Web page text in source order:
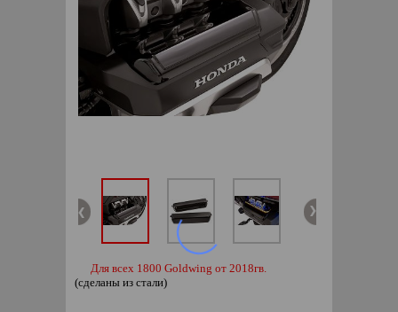
Для всех 1800 Goldwing от 2018гв.
(сделаны из стали)